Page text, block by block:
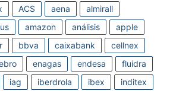
ACS aena
almirall
amazon análisis
apple
bbva caixabank
cellnex
enagas endesa
fluidra
iag iberdrola ibex
inditex